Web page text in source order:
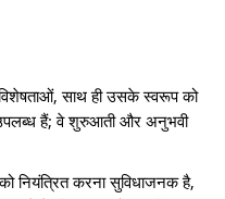
साथ ही उसके स्वरूप को
हैं; वे शुरुआती और अनुभवी
को नियंत्रित करना सुविधाजनक है,